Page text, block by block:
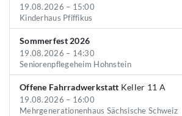
19.08.2026 – 15:00
Kinderhaus Pfiffikus
Sommerfest 2026
19.08.2026 – 14:30
Seniorenpflegeheim Hohnstein
Offene Fahrradwerkstatt Keller 11 A
19.08.2026 – 16:00
Mehrgenerationenhaus Sächsische Schweiz